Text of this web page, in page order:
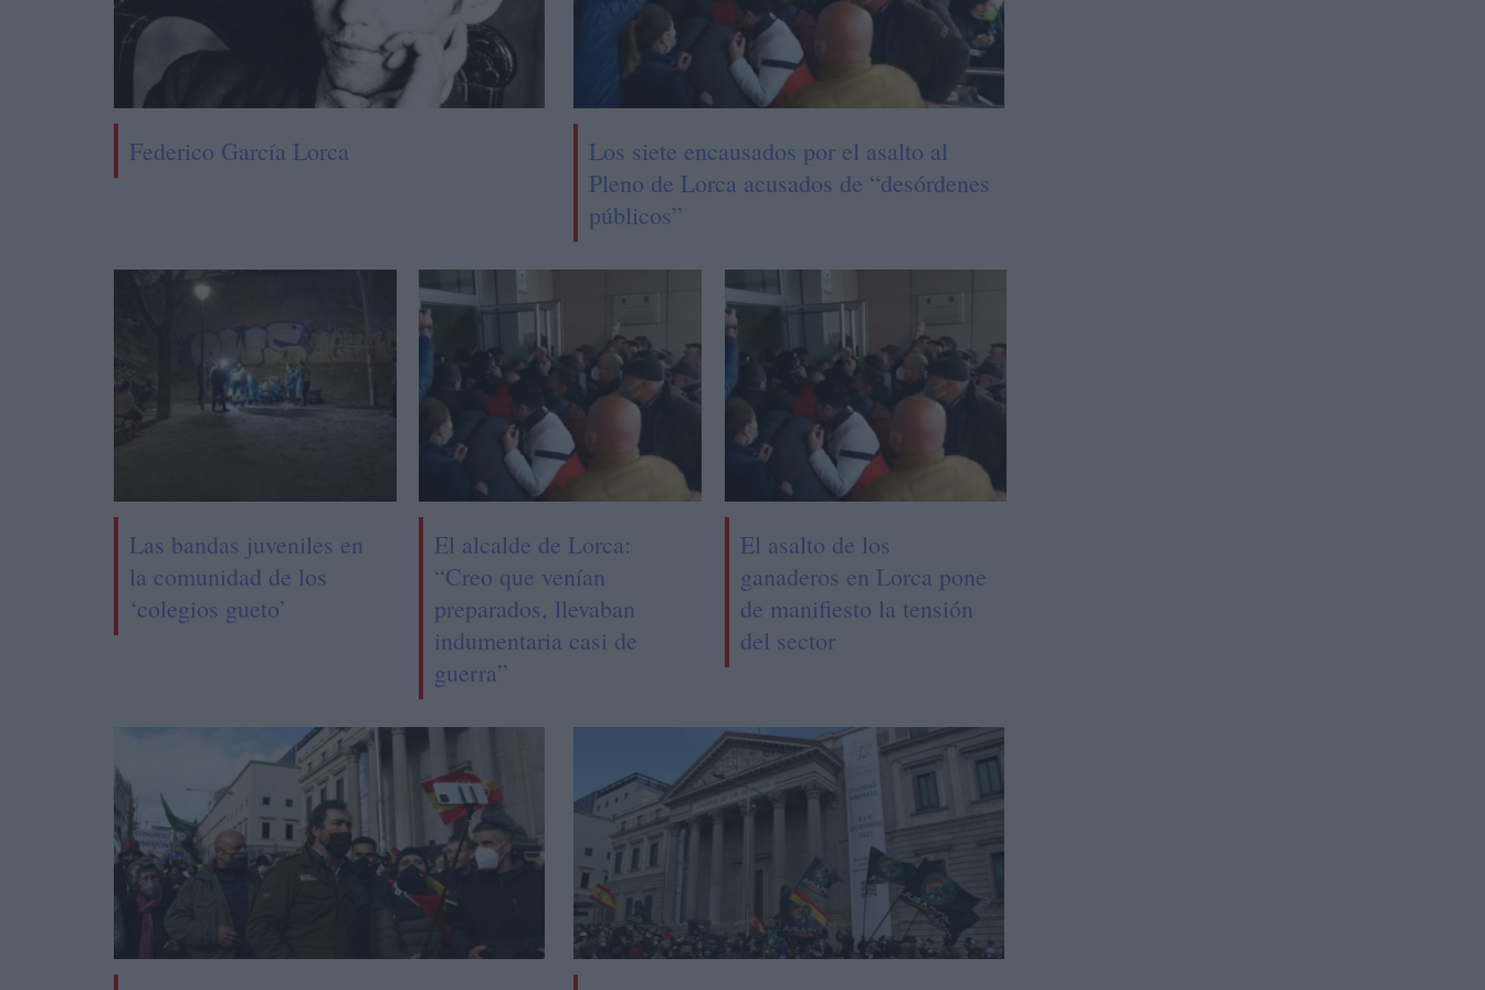
Federico García Lorca
Los siete encausados por el asalto al
Pleno de Lorca acusados de “desórdenes
públicos”
Las bandas juveniles en
la comunidad de los
‘colegios gueto’
El alcalde de Lorca:
“Creo que venían
preparados, llevaban
indumentaria casi de
guerra”
El asalto de los
ganaderos en Lorca pone
de manifiesto la tensión
del sector